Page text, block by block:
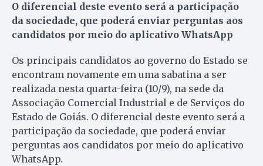
O diferencial deste evento será a participação
da sociedade, que poderá enviar perguntas aos
candidatos por meio do aplicativo WhatsApp
Os principais candidatos ao governo do Estado se
encontram novamente em uma sabatina a ser
realizada nesta quarta-feira (10/9), na sede da
Associação Comercial Industrial e de Serviços do
Estado de Goiás. O diferencial deste evento será a
participação da sociedade, que poderá enviar
perguntas aos candidatos por meio do aplicativo
WhatsApp.